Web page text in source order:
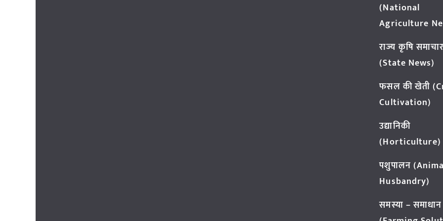
(National
Agriculture
राज्य कृषि समाचार
(State News)
फसल की खेती
Cultivation)
उद्यानिकी
(Horticulture)
पशुपालन
Husbandry)
समस्या – समाधान